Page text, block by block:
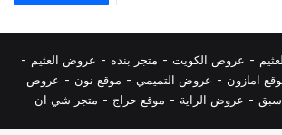
- عروض الكويت - متجر بنده - عروض العثيم -
امازون - عروض التميمي - موقع نون - عروض
سبق - عروض الراية - موقع حراج - متجر شي ان